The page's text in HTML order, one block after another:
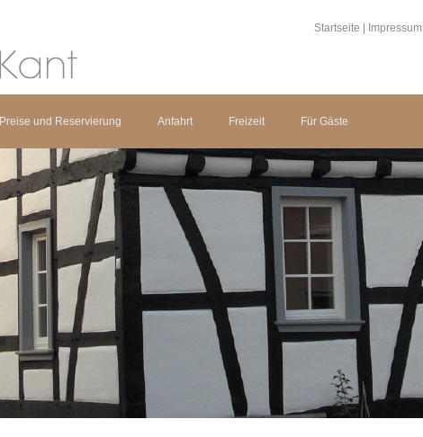
Startseite Impressum
Preise und Reservierung Anfahrt Freizeit Für Gäste